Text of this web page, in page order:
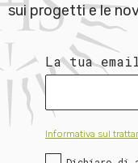
sui progetti e le
La tua
Informativa sul